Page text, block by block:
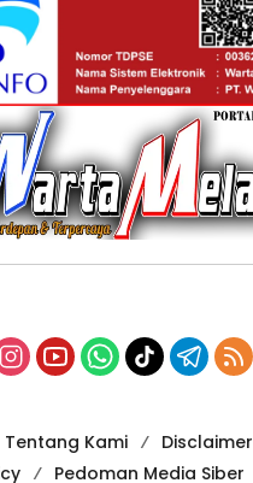
Tentang Kami
Disclaimer
Pedoman Media Siber